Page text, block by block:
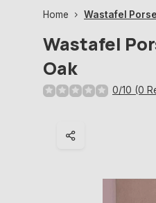
Home Wastafel
Wastafel
Oak
0/10 (0